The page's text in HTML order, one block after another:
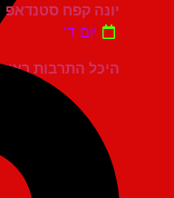
היכל התרבות ראשון לציון
יונה קפח סטנדאפ
יום ד'